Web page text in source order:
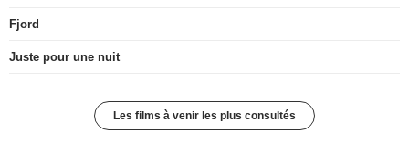
Fjord
Juste pour une nuit
Les films à venir les plus consultés